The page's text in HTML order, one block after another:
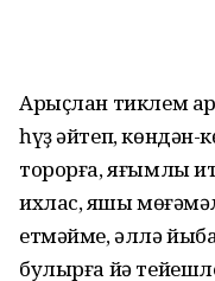
Арыҫлан тиклем
һүҙ әйтеп,
торорға, яғымлы
ихлас, яҡшы
етмәйме, әллә
булырға йә